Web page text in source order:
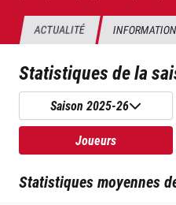
ACTUALITÉ
Statistiques de la
Saison 2025-26
Joueurs
Statistiques moyennes